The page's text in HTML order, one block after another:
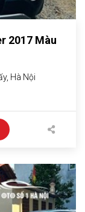
2017 Màu
Hà Nội